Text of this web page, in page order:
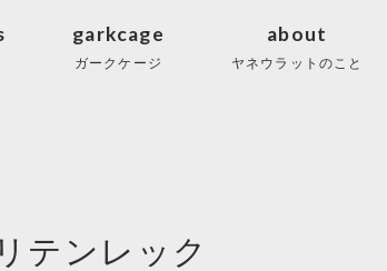
garkcage
ガークケージ
about
ヤネウラットのこと
テンレック